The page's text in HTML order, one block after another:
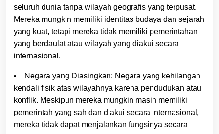
seluruh dunia tanpa wilayah geografis yang terpusat.
Mereka mungkin memiliki identitas budaya dan sejarah
yang kuat, tetapi mereka tidak memiliki pemerintahan
yang berdaulat atau wilayah yang diakui secara
internasional.
Negara yang Diasingkan: Negara yang kehilangan
kendali fisik atas wilayahnya karena pendudukan atau
konflik. Meskipun mereka mungkin masih memiliki
pemerintah yang sah dan diakui secara internasional,
mereka tidak dapat menjalankan fungsinya secara